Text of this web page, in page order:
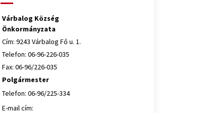
Várbalog Község
Önkormányzata
Cím: 9243 Várbalog Fő u. 1.
Telefon: 06-96-226-035
Fax: 06-96/226-035
Polgármester
Telefon: 06-96/225-334
E-mail cím: